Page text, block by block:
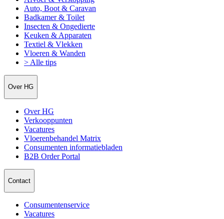
Auto, Boot & Caravan
Badkamer & Toilet
Insecten & Ongedierte
Keuken & Apparaten
Textiel & Vlekken
Vloeren & Wanden
> Alle tips
Over HG
Over HG
Verkooppunten
Vacatures
Vloerenbehandel Matrix
Consumenten informatiebladen
B2B Order Portal
Contact
Consumentenservice
Vacatures